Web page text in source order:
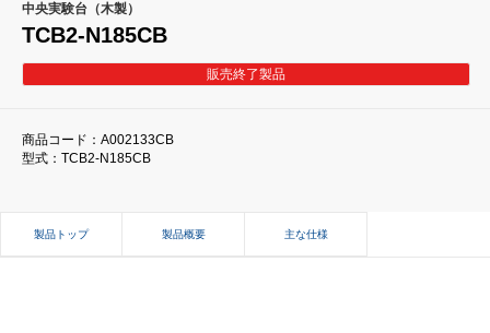
中央実験台（木製）
TCB2-N185CB
販売終了製品
商品コード：A002133CB
型式：TCB2-N185CB
製品トップ 製品概要 主な仕様